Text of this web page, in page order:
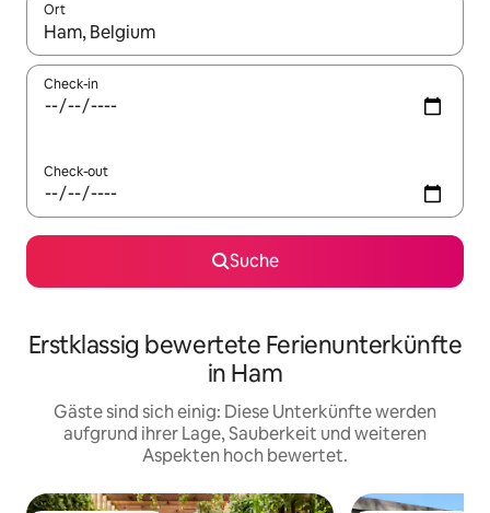
Ort
Wenn Ergebnisse verfügbar sind, navigiere mit den
Check-in
Check-out
Suche
Erstklassig bewertete Ferienunterkünfte
in Ham
Gäste sind sich einig: Diese Unterkünfte werden
aufgrund ihrer Lage, Sauberkeit und weiteren
Aspekten hoch bewertet.